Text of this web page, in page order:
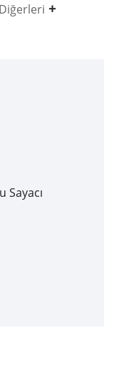
Diğerleri
Sayacı